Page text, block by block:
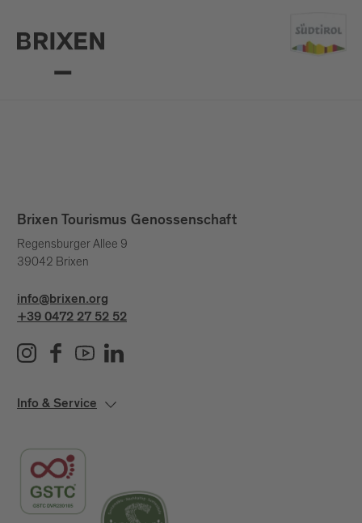
Brixen Tourismus Genossenschaft
Regensburger Allee 9
39042 Brixen
info@brixen.org
+39 0472 27 52 52
Info & Service